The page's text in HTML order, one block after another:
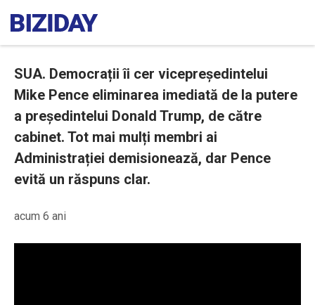
SUA. Democrații îi cer vicepreședintelui
Mike Pence eliminarea imediată de la putere
a președintelui Donald Trump, de către
cabinet. Tot mai mulți membri ai
Administrației demisionează, dar Pence
evită un răspuns clar.
acum 6 ani